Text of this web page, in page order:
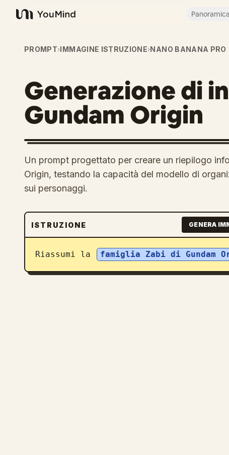
YouMind
Panoramica
PROMPT›IMMAGINE ISTRUZIONE›NANO BANANA PRO
Generazione di
Gundam Origin
Un prompt progettato per creare un riepilogo
Origin, testando la capacità del modello di
sui personaggi.
ISTRUZIONE GENERA
Riassumi la famiglia Zabi di Gundam